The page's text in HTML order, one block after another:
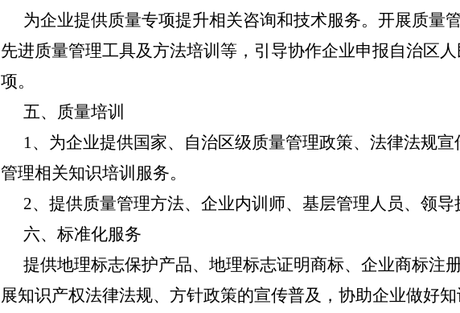
为企业提供质量专项提升相关咨询和技术服务。开展质量
先进质量管理工具及方法培训等，引导协作企业申报自治区
项。
五、质量培训
1、为企业提供国家、自治区级质量管理政策、法律法规
管理相关知识培训服务。
2、提供质量管理方法、企业内训师、基层管理人员、领导
六、标准化服务
提供地理标志保护产品、地理标志证明商标、企业商标注
展知识产权法律法规、方针政策的宣传普及，协助企业做好